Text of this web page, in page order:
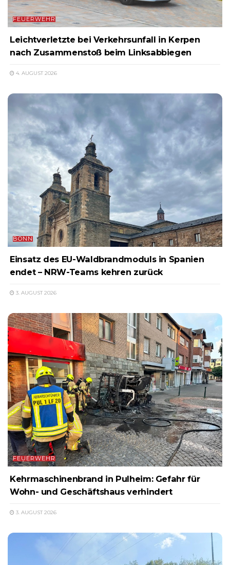
FEUERWEHR
Leichtverletzte bei Verkehrsunfall in Kerpen
nach Zusammenstoß beim Linksabbiegen
4. AUGUST 2026
BONN
Einsatz des EU-Waldbrandmoduls in Spanien
endet – NRW-Teams kehren zurück
3. AUGUST 2026
FEUERWEHR
Kehrmaschinenbrand in Pulheim: Gefahr für
Wohn- und Geschäftshaus verhindert
3. AUGUST 2026